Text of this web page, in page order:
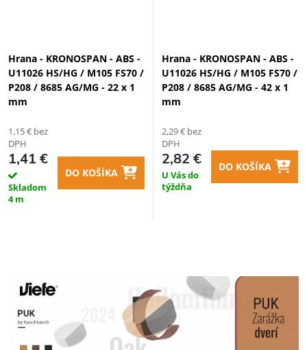
Hrana - KRONOSPAN - ABS -
U11026 HS/HG / M105 FS70 /
P208 / 8685 AG/MG - 22 x 1
mm
1,15 € bez
DPH
1,41 €
Skladom
4 m
DO KOŠÍKA
Hrana - KRONOSPAN - ABS -
U11026 HS/HG / M105 FS70 /
P208 / 8685 AG/MG - 42 x 1
mm
2,29 € bez
DPH
2,82 €
U Vás do
týždňa
DO KOŠÍKA